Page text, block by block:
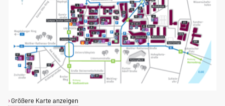
Größere Karte anzeigen